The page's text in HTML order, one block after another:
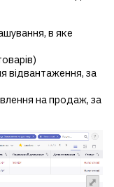
в яке
відвантаження, за
на продаж, за